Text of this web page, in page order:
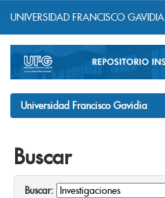
navigation
UNIVERSIDAD FRANCISCO GAVIDIA
Universidad Francisco Gavidia
Buscar
Buscar: